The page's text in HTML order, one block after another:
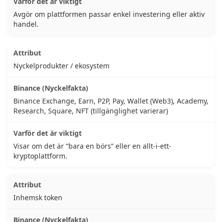
Avgör om plattformen passar enkel investering eller aktiv
handel.
Nyckelprodukter / ekosystem
Binance Exchange, Earn, P2P, Pay, Wallet (Web3), Academy,
Research, Square, NFT (tillgänglighet varierar)
Visar om det är “bara en börs” eller en allt-i-ett-
kryptoplattform.
Inhemsk token